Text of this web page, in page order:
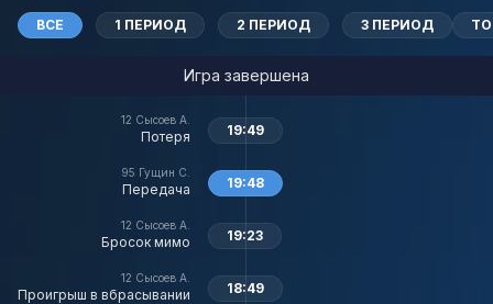
ВСЕ 1 ПЕРИОД 2 ПЕРИОД 3 ПЕРИОД
Игра завершена
12 Сысоев А.
Потеря 19:49
95 Гущин С.
Передача 19:48
12 Сысоев А.
Бросок мимо 19:23
12 Сысоев А.
Проигрыш в вбрасывании 18:49